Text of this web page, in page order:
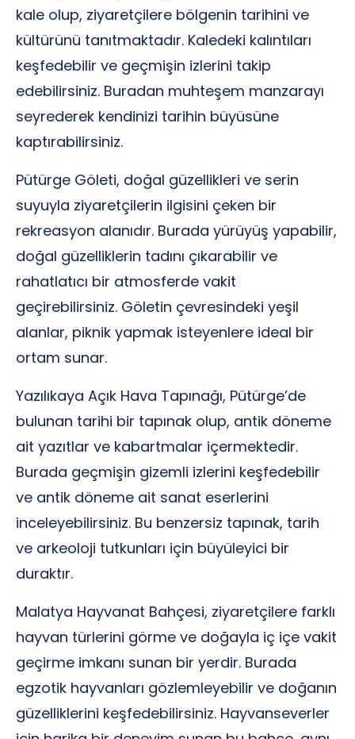
kale olup, ziyaretçilere bölgenin tarihini ve
kültürünü tanıtmaktadır. Kaledeki kalıntıları
keşfedebilir ve geçmişin izlerini takip
edebilirsiniz. Buradan muhteşem manzarayı
seyrederek kendinizi tarihin büyüsüne
kaptırabilirsiniz.
Pütürge Göleti, doğal güzellikleri ve serin
suyuyla ziyaretçilerin ilgisini çeken bir
rekreasyon alanıdır. Burada yürüyüş yapabilir,
doğal güzelliklerin tadını çıkarabilir ve
rahatlatıcı bir atmosferde vakit
geçirebilirsiniz. Göletin çevresindeki yeşil
alanlar, piknik yapmak isteyenlere ideal bir
ortam sunar.
Yazılıkaya Açık Hava Tapınağı, Pütürge’de
bulunan tarihi bir tapınak olup, antik döneme
ait yazıtlar ve kabartmalar içermektedir.
Burada geçmişin gizemli izlerini keşfedebilir
ve antik döneme ait sanat eserlerini
inceleyebilirsiniz. Bu benzersiz tapınak, tarih
ve arkeoloji tutkunları için büyüleyici bir
duraktır.
Malatya Hayvanat Bahçesi, ziyaretçilere farklı
hayvan türlerini görme ve doğayla iç içe vakit
geçirme imkanı sunan bir yerdir. Burada
egzotik hayvanları gözlemleyebilir ve doğanın
güzelliklerini keşfedebilirsiniz. Hayvanseverler